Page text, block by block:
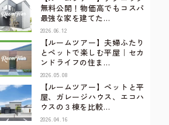
無料公開！物価高でもコスパ
最強な家を建てた…
2026.06.12
【ルームツアー】夫婦ふたり
とペットで楽しむ平屋｜セカ
ンドライフの住ま…
2026.05.08
【ルームツアー】ペットと平
屋、ガレージハウス、エコハ
ウスの３棟を比較…
2026.04.16